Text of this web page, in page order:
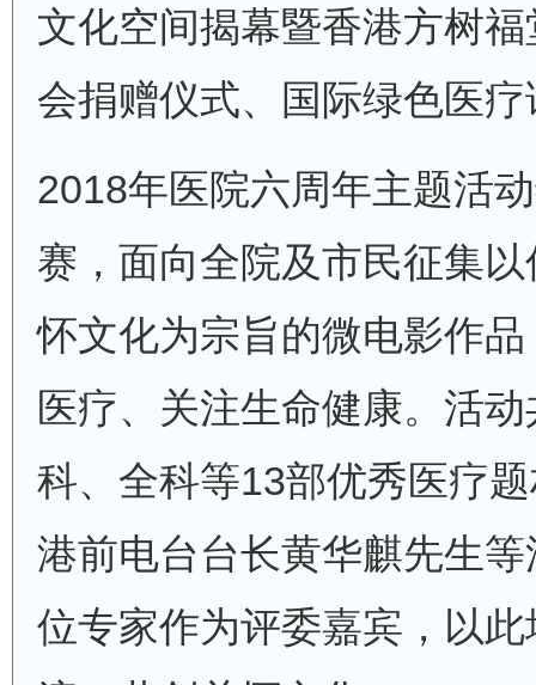
文化空间揭幕暨香港方树
会捐赠仪式、国际绿色医
2018年医院六周年主题活
赛，面向全院及市民征集以
怀文化为宗旨的微电影作
医疗、关注生命健康。活
科、全科等13部优秀医疗
港前电台台长黄华麒先生
位专家作为评委嘉宾，以